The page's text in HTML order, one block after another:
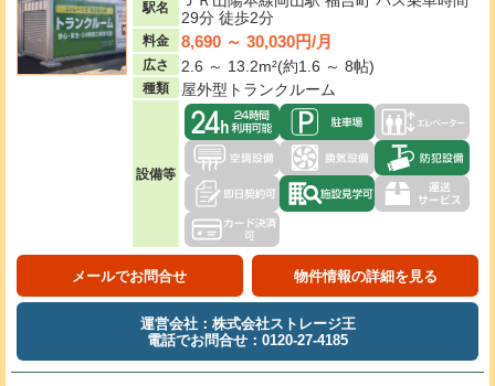
駅名
29分 徒歩2分
料金 8,690 ～ 30,030円/月
広さ 2.6 ～ 13.2m²(約1.6 ～ 8帖)
種類 屋外型トランクルーム
設備等
メールでお問合せ 物件情報の詳細を見る
運営会社：株式会社ストレージ王
電話でお問合せ：0120-27-4185